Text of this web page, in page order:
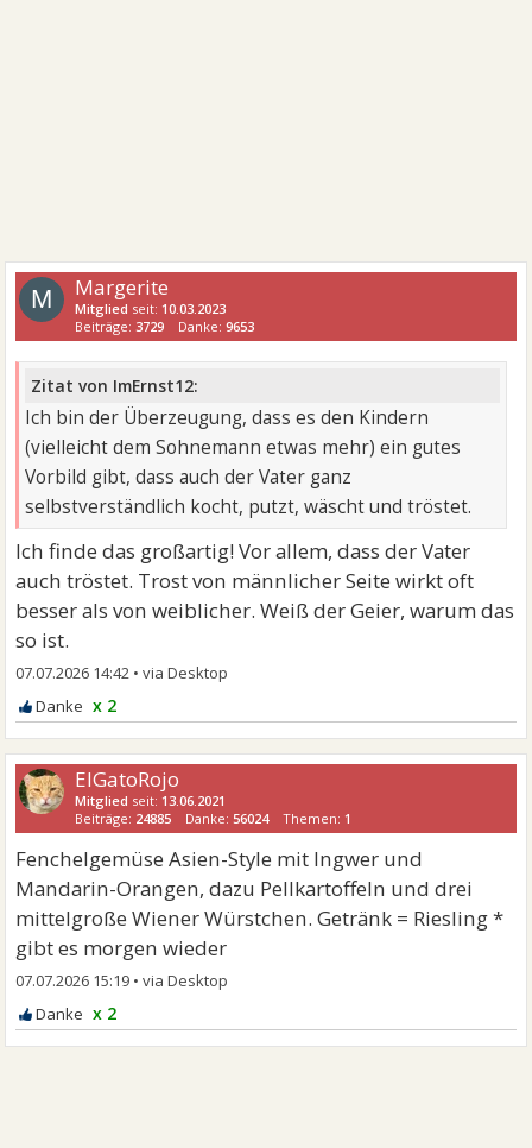
M Margerite
Mitglied seit: 10.03.2023
Beiträge: 3729 Danke:9653
Zitat von ImErnst12:
Ich bin der Überzeugung, dass es den Kindern
(vielleicht dem Sohnemann etwas mehr) ein gutes
Vorbild gibt, dass auch der Vater ganz
selbstverständlich kocht, putzt, wäscht und tröstet.
Ich finde das großartig! Vor allem, dass der Vater
auch tröstet. Trost von männlicher Seite wirkt oft
besser als von weiblicher. Weiß der Geier, warum das
so ist.
07.07.2026 14:42 •
x 2
ElGatoRojo
Mitglied seit: 13.06.2021
Beiträge: 24885 Danke: 56024 Themen: 1
Fenchelgemüse Asien-Style mit Ingwer und
Mandarin-Orangen, dazu Pellkartoffeln und drei
mittelgroße Wiener Würstchen. Getränk = Riesling *
gibt es morgen wieder
07.07.2026 15:19 •
x 2